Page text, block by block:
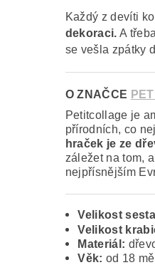
Každý z devíti
dekoraci. A
se vešla zpátky
O ZNAČCE
Petitcollage je
přírodních, co
hraček je ze
záležet na tom,
nejpřísnějším
Velikost
Velikost
Materiál:
Věk: od 18